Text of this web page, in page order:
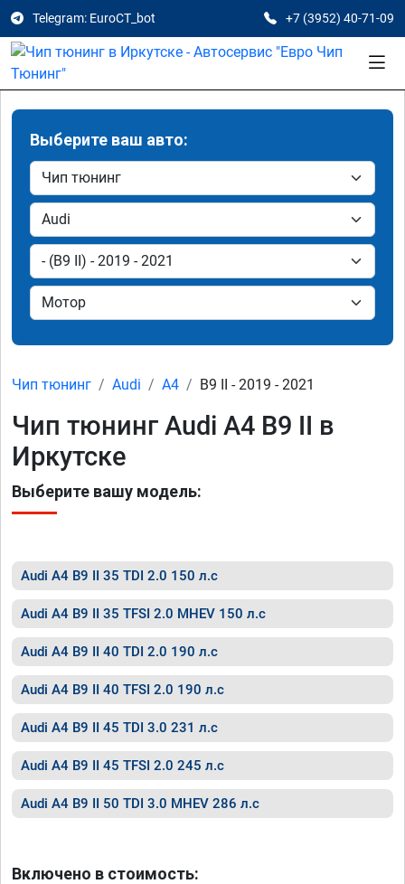
Telegram: EuroCT_bot +7 (3952) 40-71-09
Выберите ваш авто:
Чип тюнинг Audi A4 B9 II - 2019 - 2021
Чип тюнинг Audi A4 B9 II в
Иркутске
Выберите вашу модель:
Audi A4 B9 II 35 TDI 2.0 150 л.с
Audi A4 B9 II 35 TFSI 2.0 MHEV 150 л.с
Audi A4 B9 II 40 TDI 2.0 190 л.с
Audi A4 B9 II 40 TFSI 2.0 190 л.с
Audi A4 B9 II 45 TDI 3.0 231 л.с
Audi A4 B9 II 45 TFSI 2.0 245 л.с
Audi A4 B9 II 50 TDI 3.0 MHEV 286 л.с
Включено в стоимость: